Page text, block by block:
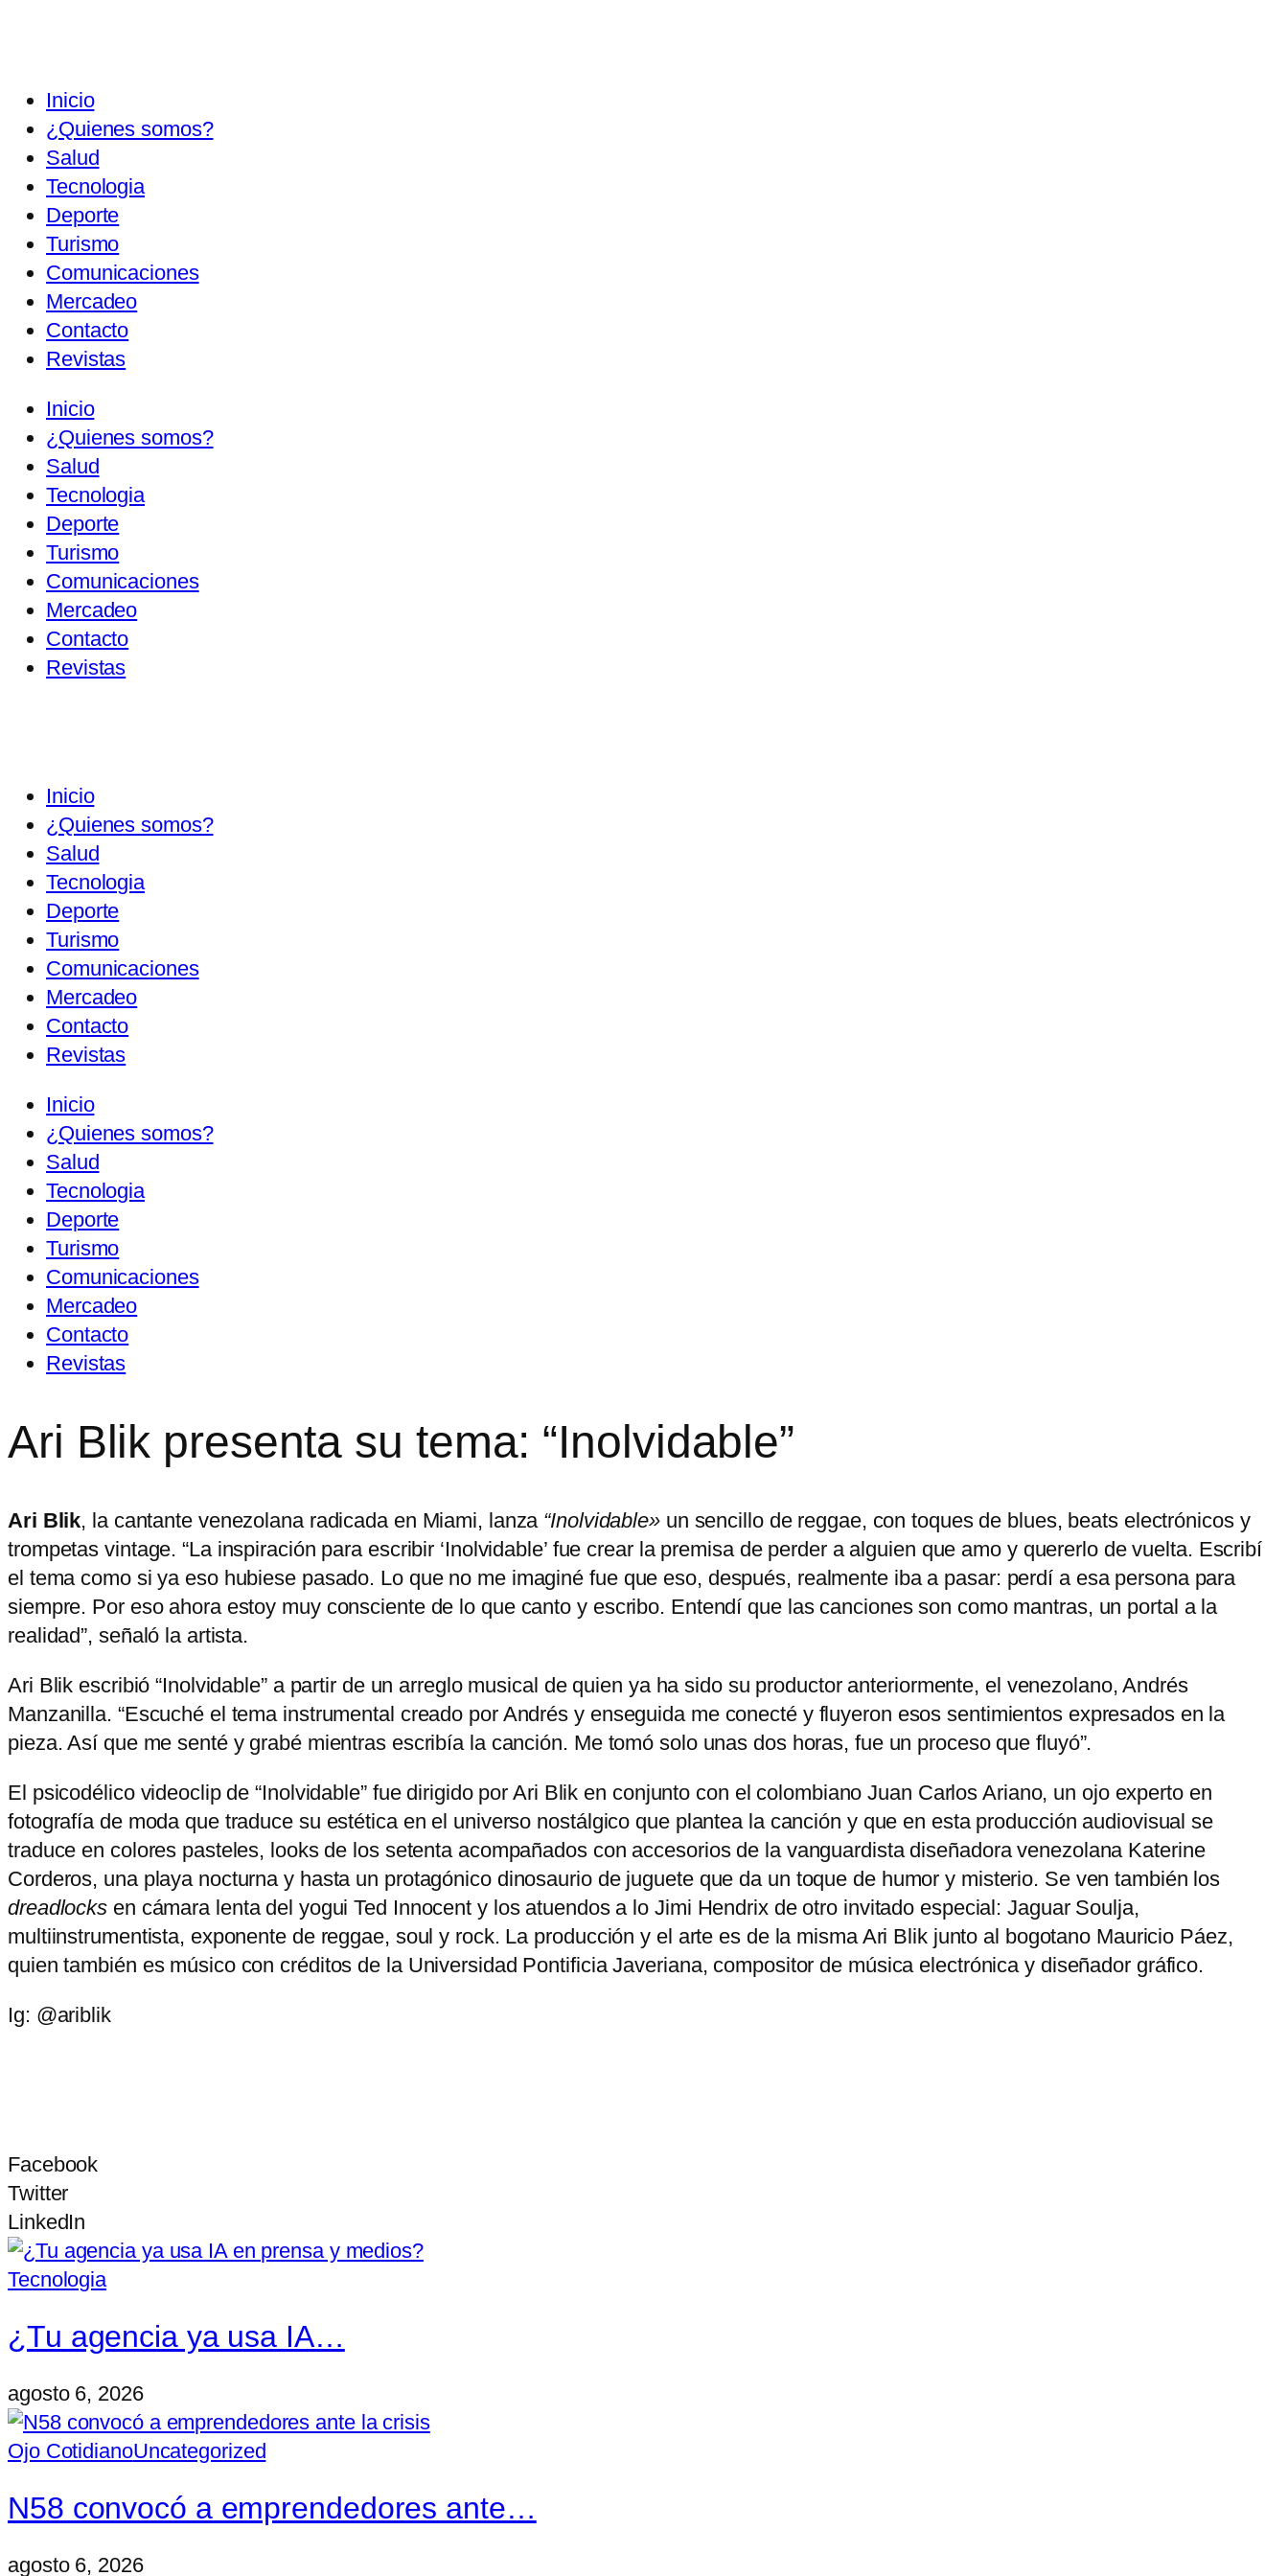
Inicio
¿Quienes somos?
Salud
Tecnologia
Deporte
Turismo
Comunicaciones
Mercadeo
Contacto
Revistas
Inicio
¿Quienes somos?
Salud
Tecnologia
Deporte
Turismo
Comunicaciones
Mercadeo
Contacto
Revistas
Inicio
¿Quienes somos?
Salud
Tecnologia
Deporte
Turismo
Comunicaciones
Mercadeo
Contacto
Revistas
Inicio
¿Quienes somos?
Salud
Tecnologia
Deporte
Turismo
Comunicaciones
Mercadeo
Contacto
Revistas
Ari Blik presenta su tema: “Inolvidable”
Ari Blik, la cantante venezolana radicada en Miami, lanza “Inolvidable»un sencillo de reggae, con toques de blues, beats electrónicos y
trompetas vintage. “La inspiración para escribir ‘Inolvidable’ fue crear la premisa de perder a alguien que amo y quererlo de vuelta. Escribí
el tema como si ya eso hubiese pasado. Lo que no me imaginé fue que eso, después, realmente iba a pasar: perdí a esa persona para
siempre. Por eso ahora estoy muy consciente de lo que canto y escribo. Entendí que las canciones son como mantras, un portal a la
realidad”, señaló la artista.
Ari Blik escribió “Inolvidable” a partir de un arreglo musical de quien ya ha sido su productor anteriormente, el venezolano, Andrés
Manzanilla. “Escuché el tema instrumental creado por Andrés y enseguida me conecté y fluyeron esos sentimientos expresados en la
pieza. Así que me senté y grabé mientras escribía la canción. Me tomó solo unas dos horas, fue un proceso que fluyó”.
El psicodélico videoclip de “Inolvidable” fue dirigido por Ari Blik en conjunto con el colombiano Juan Carlos Ariano, un ojo experto en
fotografía de moda que traduce su estética en el universo nostálgico que plantea la canción y que en esta producción audiovisual se
traduce en colores pasteles, looks de los setenta acompañados con accesorios de la vanguardista diseñadora venezolana Katerine
Corderos, una playa nocturna y hasta un protagónico dinosaurio de juguete que da un toque de humor y misterio. Se ven también los
dreadlocks en cámara lenta del yogui Ted Innocent y los atuendos a lo Jimi Hendrix de otro invitado especial: Jaguar Soulja,
multiinstrumentista, exponente de reggae, soul y rock. La producción y el arte es de la misma Ari Blik junto al bogotano Mauricio Páez,
quien también es músico con créditos de la Universidad Pontificia Javeriana, compositor de música electrónica y diseñador gráfico.
Ig: @ariblik
Facebook
Twitter
LinkedIn
Tecnologia
¿Tu agencia ya usa IA…
agosto 6, 2026
Ojo CotidianoUncategorized
N58 convocó a emprendedores ante…
agosto 6, 2026